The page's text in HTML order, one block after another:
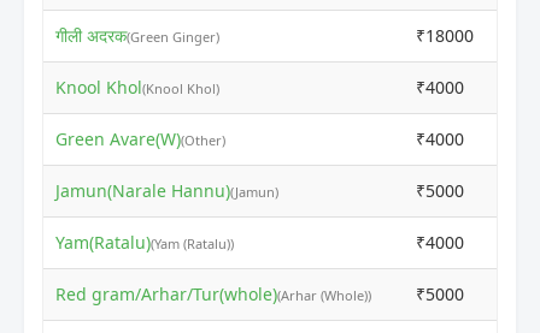
गीली अदरक(Green Ginger) ₹18000
Knool Khol(Knool Khol) ₹4000
Green Avare(W)(Other) ₹4000
Jamun(Narale Hannu)(Jamun) ₹5000
Yam(Ratalu)(Yam (Ratalu)) ₹4000
Red gram/Arhar/Tur(whole)(Arhar (Whole)) ₹5000